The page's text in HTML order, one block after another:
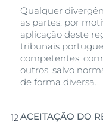
Qualquer
as partes, por
aplicação deste
tribunais
competentes,
outros, salvo
de forma diversa.
ACEITAÇÃO DO